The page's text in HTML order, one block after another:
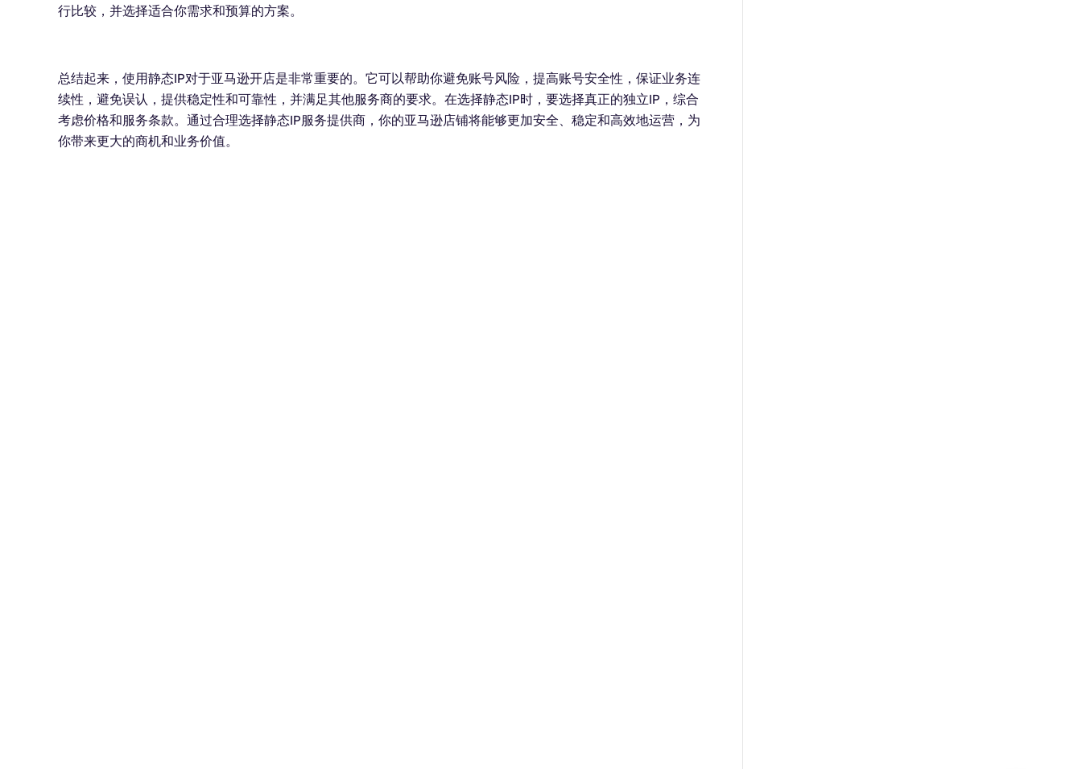
行比较，并选择适合你需求和预算的方案。
总结起来，使用静态IP对于亚马逊开店是非常重要的。它可以帮助你避免账号风险，提高账号安全性，保证业务连
续性，避免误认，提供稳定性和可靠性，并满足其他服务商的要求。在选择静态IP时，要选择真正的独立IP，综合
考虑价格和服务条款。通过合理选择静态IP服务提供商，你的亚马逊店铺将能够更加安全、稳定和高效地运营，为
你带来更大的商机和业务价值。